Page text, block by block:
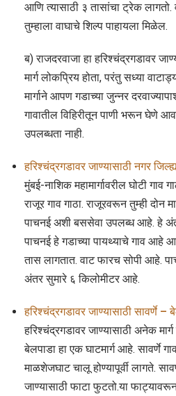
आणि त्यासाठी ३ तासांचा ट्रेक लागतो.
तुम्हाला वाघाचे शिल्प पाहायला मिळेल.
ब) राजदरवाजा हा हरिश्चंद्रगडावर
मार्ग लोकप्रिय होता, परंतु सध्या
मार्गाने आपण गडाच्या जुन्नर
गावातील विहिरीतून पाणी भरून घेणे
उपलब्धता नाही.
हरिश्चंद्रगडावर जाण्यासाठी नगर
मुंबई-नाशिक महामार्गावरील घोटी गाव
राजूर गाव गाठा. राजूरवरून तुम्ही दोन
पाचनई अशी बससेवा उपलब्ध आहे. हे
पाचनई हे गडाच्या पायथ्याचे गाव आहे
तास लागतात. वाट फारच सोपी आहे.
अंतर सुमारे ६ किलोमीटर आहे.
हरिश्चंद्रगडावर जाण्यासाठी सावर्णे –
हरिश्चंद्रगडावर जाण्यासाठी अनेक
बेलपाडा हा एक घाटमार्ग आहे. सावर्णे
माळशेजघाट चालू होण्यापूर्वी लागते.
जाण्यासाठी फाटा फुटतो.या